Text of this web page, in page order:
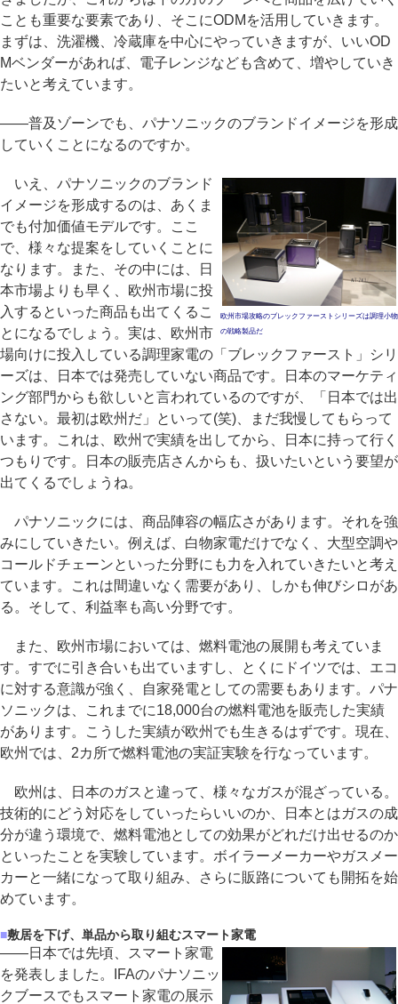
ことも重要な要素であり、そこにODMを活用していきます。
まずは、洗濯機、冷蔵庫を中心にやっていきますが、いいOD
Mベンダーがあれば、電子レンジなども含めて、増やしていき
たいと考えています。
――普及ゾーンでも、パナソニックのブランドイメージを形成
していくことになるのですか。
欧州市場攻略のブレックファーストシリーズは調理小物
の戦略製品だ
いえ、パナソニックのブランド
イメージを形成するのは、あくま
でも付加価値モデルです。ここ
で、様々な提案をしていくことに
なります。また、その中には、日
本市場よりも早く、欧州市場に投
入するといった商品も出てくるこ
とになるでしょう。実は、欧州市
場向けに投入している調理家電の「ブレックファースト」シリ
ーズは、日本では発売していない商品です。日本のマーケティ
ング部門からも欲しいと言われているのですが、「日本では出
さない。最初は欧州だ」といって(笑)、まだ我慢してもらって
います。これは、欧州で実績を出してから、日本に持って行く
つもりです。日本の販売店さんからも、扱いたいという要望が
出てくるでしょうね。
パナソニックには、商品陣容の幅広さがあります。それを強
みにしていきたい。例えば、白物家電だけでなく、大型空調や
コールドチェーンといった分野にも力を入れていきたいと考え
ています。これは間違いなく需要があり、しかも伸びシロがあ
る。そして、利益率も高い分野です。
また、欧州市場においては、燃料電池の展開も考えていま
す。すでに引き合いも出ていますし、とくにドイツでは、エコ
に対する意識が強く、自家発電としての需要もあります。パナ
ソニックは、これまでに18,000台の燃料電池を販売した実績
があります。こうした実績が欧州でも生きるはずです。現在、
欧州では、2カ所で燃料電池の実証実験を行なっています。
欧州は、日本のガスと違って、様々なガスが混ざっている。
技術的にどう対応をしていったらいいのか、日本とはガスの成
分が違う環境で、燃料電池としての効果がどれだけ出せるのか
といったことを実験しています。ボイラーメーカーやガスメー
カーと一緒になって取り組み、さらに販路についても開拓を始
めています。
■敷居を下げ、単品から取り組むスマート家電
――日本では先頃、スマート家電
を発表しました。IFAのパナソニッ
クブースでもスマート家電の展示